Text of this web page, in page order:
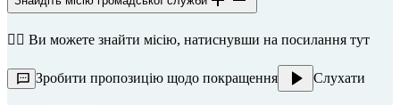
👉🏼 Ви можете знайти місію, натиснувши на посилання тут
Зробити пропозицію щодо покращення Слухати